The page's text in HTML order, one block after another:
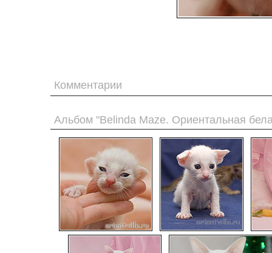
Комментарии
Альбом "Belinda Maze. Ориентальная